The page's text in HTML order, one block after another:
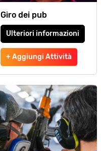
Giro dei pub
Ulteriori informazioni
+ Aggiungi Attività